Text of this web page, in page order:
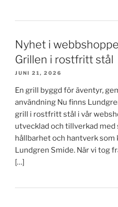
Nyhet i
Grillen i rostfritt stål
JUNI 21, 2026
En grill byggd för äventyr,
användning Nu finns
grill i rostfritt stål i vår
utvecklad och tillverkad
hållbarhet och hantverk som
Lundgren Smide. När vi tog
[…]